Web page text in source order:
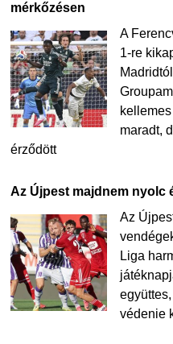
mérkőzésen
A
1-re
maradt,
érződött
Az Újpest majdnem nyolc
Az
Liga
védenie